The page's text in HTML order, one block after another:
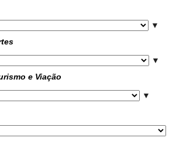
▼
▼
e Viação
▼